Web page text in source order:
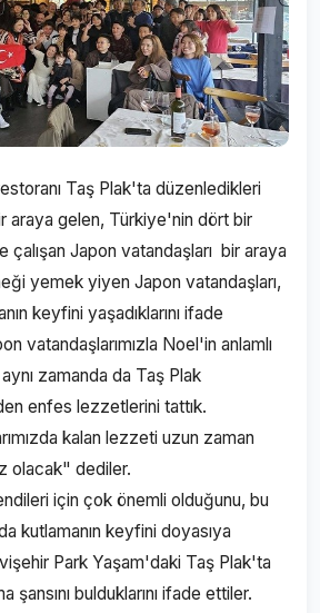
Taş Plak'ta düzenledikleri
araya gelen, Türkiye'nin dört bir
çalışan Japon vatandaşları bir araya
yemek yiyen Japon vatandaşları,
keyfini yaşadıklarını ifade
vatandaşlarımızla Noel'in anlamlı
zamanda da Taş Plak
enfes lezzetlerini tattık.
kalan lezzeti uzun zaman
olacak" dediler.
için çok önemli olduğunu, bu
kutlamanın keyfini doyasıya
Park Yaşam'daki Taş Plak'ta
bulduklarını ifade ettiler.